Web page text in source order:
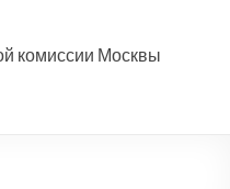
комиссии Москвы